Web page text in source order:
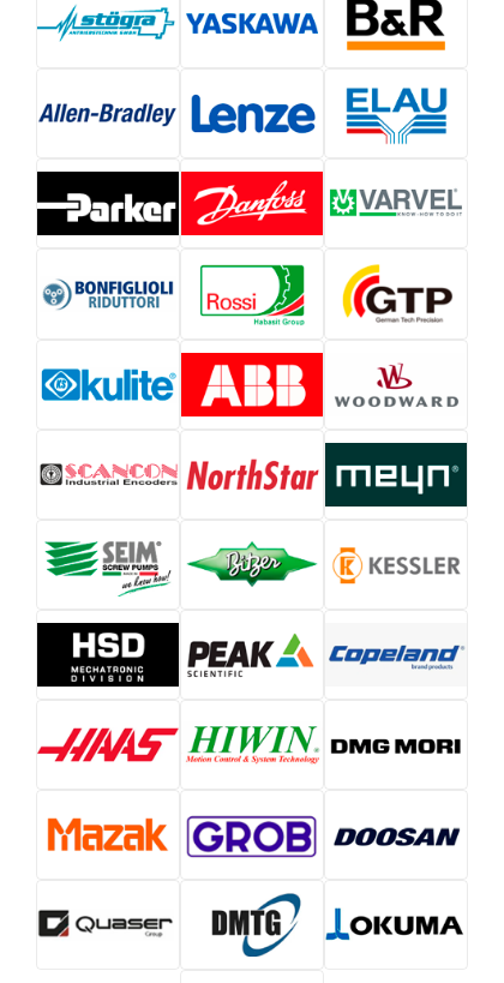
ОСНОВНЫЕ ПРОДУКТЫ И
ТЕХНОЛОГИИ
Ниже перечислены ключевые продукты и их
назначение.
Продукт /
система
Назначение
особенности
PacDrive /
PacDrive 3
Интегрированная
система
автоматизации
для упаковочных
Объединяет логику
степень
интеграции;
оптимизирована
для упаковки
Сервомоторы
др.)
Прецизионное
управление
упаковке
Низкая инерция,
компактность,
варианты защиты
(IP67) и охлаждения
Контроллеры
и логика
машинами,
синхронизация,
межмашинная
координация
Интегрируются в
комбинируют
Управление
приводами и
упаковочных
машинах
Высокая динамика,
перегрузочная
совместимость с
контроллерами
HMI и
интерфейсы
Визуализация
состояния, ввод
программное
обеспечение для
мониторинга машин
ПРЕИМУЩЕСТВА И СИЛЬНЫЕ